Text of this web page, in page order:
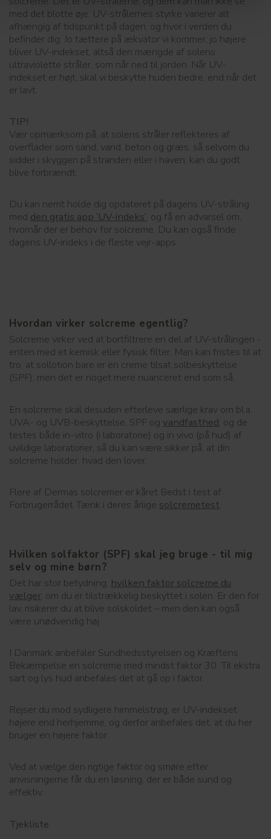
med det blotte øje. UV-strålernes styrke varierer alt
afhængig af tidspunkt på dagen, og hvor i verden du
befinder dig. Jo tættere på ækvator vi kommer, jo højere
bliver UV-indekset, altså den mængde af solens
ultraviolette stråler, som når ned til jorden. Når UV-
indekset er højt, skal vi beskytte huden bedre, end når det
er lavt.
TIP!
Vær opmærksom på, at solens stråler reflekteres af
overflader som sand, vand, beton og græs, så selvom du
sidder i skyggen på stranden eller i haven, kan du godt
blive forbrændt.
Du kan nemt holde dig opdateret på dagens UV-stråling
med den gratis app ’UV-indeks’, og få en advarsel om,
hvornår der er behov for solcreme. Du kan også finde
dagens UV-indeks i de fleste vejr-apps.
Hvordan virker solcreme egentlig?
Solcreme virker ved at bortfiltrere en del af UV-strålingen -
enten med et kemisk eller fysisk filter. Man kan fristes til at
tro, at sollotion bare er en creme tilsat solbeskyttelse
(SPF), men det er noget mere nuanceret end som så.
En solcreme skal desuden efterleve særlige krav om bl.a.
UVA- og UVB-beskyttelse, SPF og vandfasthed, og de
testes både in-vitro (i laboratorie) og in vivo (på hud) af
uvildige laboratorier, så du kan være sikker på, at din
solcreme holder, hvad den lover.
Flere af Dermas solcremer er kåret Bedst i test af
Forbrugerrådet Tænk i deres årlige solcremetest.
Hvilken solfaktor (SPF) skal jeg bruge - til mig
selv og mine børn?
Det har stor betydning, hvilken faktor solcreme du
vælger, om du er tilstrækkelig beskyttet i solen. Er den for
lav, risikerer du at blive solskoldet – men den kan også
være unødvendig høj.
I Danmark anbefaler Sundhedsstyrelsen og Kræftens
Bekæmpelse en solcreme med mindst faktor 30. Til ekstra
sart og lys hud anbefales det at gå op i faktor.
Rejser du mod sydligere himmelstrøg, er UV-indekset
højere end herhjemme, og derfor anbefales det, at du her
bruger en højere faktor.
Ved at vælge den rigtige faktor og smøre efter
anvisningerne får du en løsning, der er både sund og
effektiv.
Tjekliste